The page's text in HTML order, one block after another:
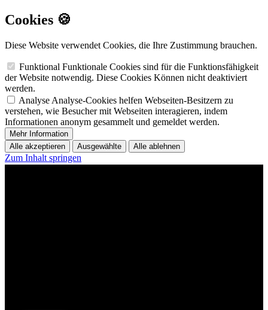
Cookies 🍪
Diese Website verwendet Cookies, die Ihre Zustimmung brauchen.
Funktional Funktionale Cookies sind für die Funktionsfähigkeit
der Website notwendig. Diese Cookies Können nicht deaktiviert
werden.
Analyse Analyse-Cookies helfen Webseiten-Besitzern zu
verstehen, wie Besucher mit Webseiten interagieren, indem
Informationen anonym gesammelt und gemeldet werden.
Mehr Information
Alle akzeptieren
Ausgewählte Alle ablehnen
Zum Inhalt springen